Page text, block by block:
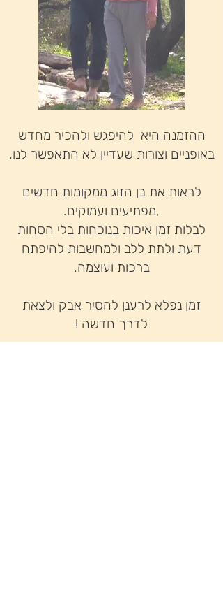
ההזמנה היא להיפגש ולהכיר מחדש
באופניים וצורות שעדיין לא התאפשר לנו.
לראות את בן הזוג ממקומות חדשים
,מפתיעים ועמוקים.
לבלות זמן איכות בנוכחות בלי הסחות
דעת ולתת ללב ולמחשבות להיפתח
ברכות ועוצמה.
זמן נפלא לרענן להסיר אבק ולצאת
לדרך חדשה !